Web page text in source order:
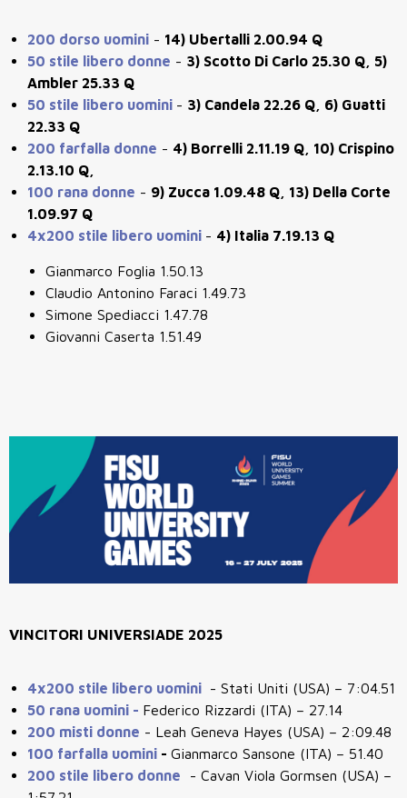
200 dorso uomini - 14) Ubertalli 2.00.94 Q
50 stile libero donne - 3) Scotto Di Carlo 25.30 Q, 5)
Ambler 25.33 Q
50 stile libero uomini - 3) Candela 22.26 Q, 6) Guatti
22.33 Q
200 farfalla donne - 4) Borrelli 2.11.19 Q, 10) Crispino
2.13.10 Q,
100 rana donne - 9) Zucca 1.09.48 Q, 13) Della Corte
1.09.97 Q
4x200 stile libero uomini - 4) Italia 7.19.13 Q
Gianmarco Foglia 1.50.13
Claudio Antonino Faraci 1.49.73
Simone Spediacci 1.47.78
Giovanni Caserta 1.51.49
VINCITORI UNIVERSIADE 2025
4x200 stile libero uomini - Stati Uniti (USA) – 7:04.51
50 rana uomini - Federico Rizzardi (ITA) – 27.14
200 misti donne - Leah Geneva Hayes (USA) – 2:09.48
100 farfalla uomini - Gianmarco Sansone (ITA) – 51.40
200 stile libero donne - Cavan Viola Gormsen (USA) –